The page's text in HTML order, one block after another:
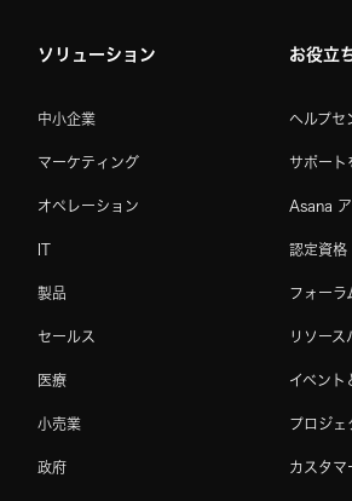
ソリューション
中小企業
マーケティング
オペレーション
IT
製品
セールス
医療
小売業
政府
お役立
ヘルプセ
サポート
Asana
認定資格
フォーラ
リソース
イベント
プロジェ
カスタマ